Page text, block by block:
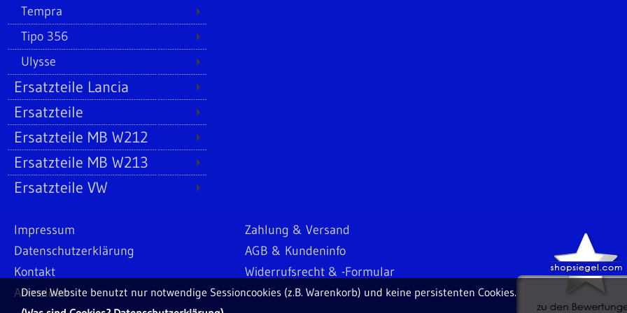
Diese Website benutzt nur notwendige Sessioncookies (z.B. Warenkorb) und keine persistenten Cookies.
Tempra
Tipo 356
Ulysse
Ersatzteile Lancia
Ersatzteile
Ersatzteile MB W212
Ersatzteile MB W213
Ersatzteile VW
Impressum
Datenschutzerklärung
Kontakt
Anmelden
Zahlung & Versand
AGB & Kundeninfo
Widerrufsrecht & -Formular